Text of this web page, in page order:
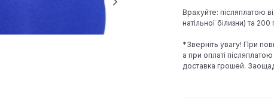
Врахуйте: післяплатою
натільної білизни) та
*Зверніть увагу! При
а при оплаті
доставка грошей.